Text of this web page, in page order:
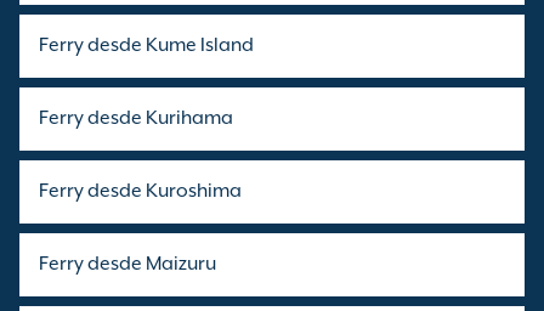
Ferry desde Kume Island
Ferry desde Kurihama
Ferry desde Kuroshima
Ferry desde Maizuru